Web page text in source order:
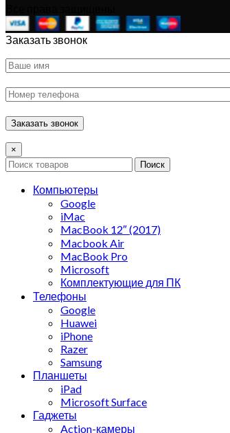
Заказать звонок
×
Поиск
Компьютеры
Google
iMac
MacBook 12″ (2017)
Macbook Air
MacBook Pro
Microsoft
Комплектующие для ПК
Телефоны
Google
Huawei
iPhone
Razer
Samsung
Планшеты
iPad
Microsoft Surface
Гаджеты
Action-камеры